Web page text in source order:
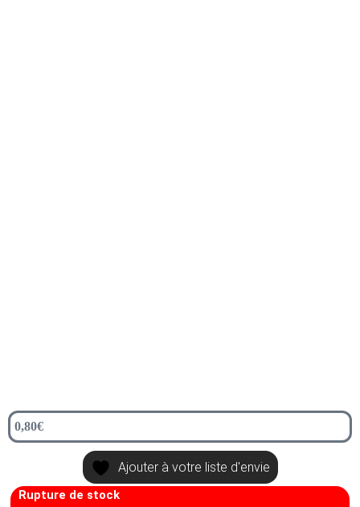
0,80€
Ajouter à votre liste d'envie
Rupture de stock